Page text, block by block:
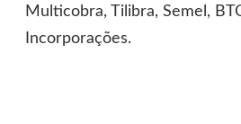
Multicobra, Tilibra, Semel,
Incorporações.